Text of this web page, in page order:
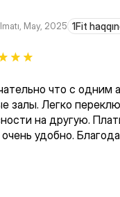
, May, 2025 1Fit
что с
с одного вида
Платить не сразу а по частям, что
удобно.